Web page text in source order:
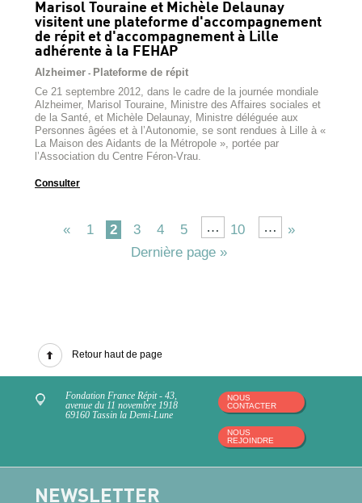
Marisol Touraine et Michèle Delaunay
visitent une plateforme d'accompagnement
de répit et d'accompagnement à Lille
adhérente à la FEHAP
Alzheimer - Plateforme de répit
Ce 21 septembre 2012, dans le cadre de la journée mondiale
Alzheimer, Marisol Touraine, Ministre des Affaires sociales et
de la Santé, et Michèle Delaunay, Ministre déléguée aux
Personnes âgées et à l’Autonomie, se sont rendues à Lille à «
La Maison des Aidants de la Métropole », portée par
l’Association du Centre Féron-Vrau.
Consulter
« 1 2 3 4 5 … 10 …
»
Dernière page »
Retour haut de page
Fondation France Répit - 43,
avenue du 11 novembre 1918
69160 Tassin la Demi-Lune
NOUS
CONTACTER
NOUS
REJOINDRE
NEWSLETTER